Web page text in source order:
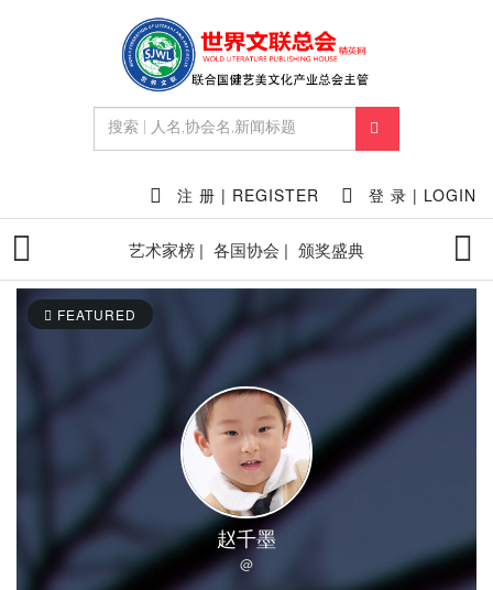
注 册 | REGISTER 登 录 | LOGIN
艺术家榜 | 各国协会 | 颁奖盛典
FEATURED
赵千墨
@